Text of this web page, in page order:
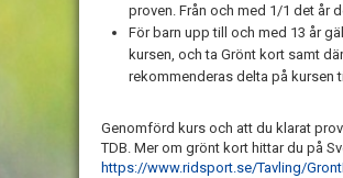
proven. Från och med 1/1 det år
För barn upp till och med 13 år
kursen, och ta Grönt kort samt
rekommenderas delta på kursen
Genomförd kurs och att du klarat
TDB. Mer om grönt kort hittar du på
https://www.ridsport.se/Tavling/